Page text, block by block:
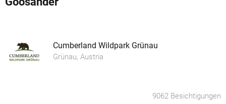
Cumberland Wildpark Grünau
Grünau, Austria
9062 Besichtigungen